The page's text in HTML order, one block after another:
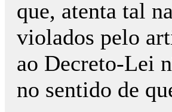
que, atenta tal
violados pelo
ao Decreto-Lei
no sentido de